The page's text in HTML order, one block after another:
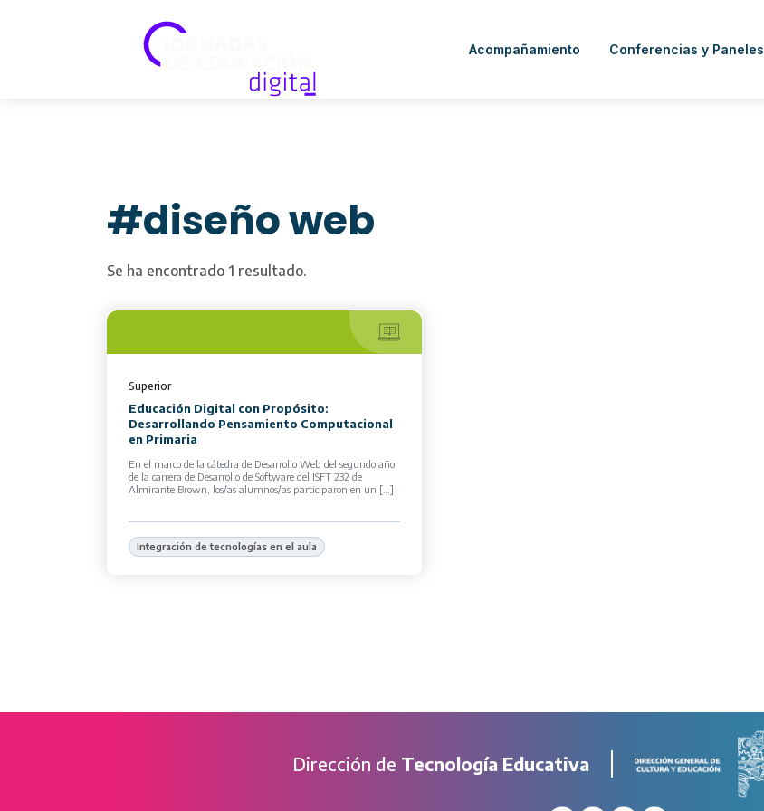
Acompañamiento Conferencias y Paneles
#diseño web
Se ha encontrado 1 resultado.
Superior
Educación Digital con Propósito:
Desarrollando Pensamiento Computacional
en Primaria
En el marco de la cátedra de Desarrollo Web del segundo año
de la carrera de Desarrollo de Software del ISFT 232 de
Almirante Brown, los/as alumnos/as participaron en un […]
Integración de tecnologías en el aula
Dirección de Tecnología Educativa